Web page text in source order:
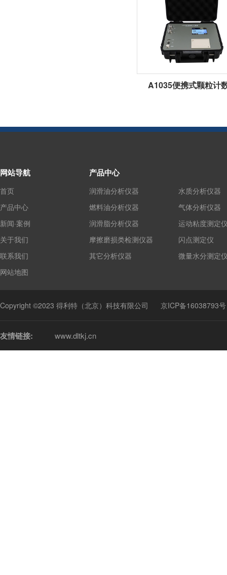
A1035便携式颗粒计
网站导航
首页
产品中心
新闻·案例
关于我们
联系我们
网站地图
产品中心
润滑油分析仪器
燃料油分析仪器
润滑脂分析仪器
摩擦磨损类检测仪器
其它分析仪器
水质分析仪器
气体分析仪器
运动粘度测定
闪点测定仪
微量水分测定
Copyright ©2023 得利特（北京）科技有限公司 京ICP备16038793号
友情链接: www.dltkj.cn